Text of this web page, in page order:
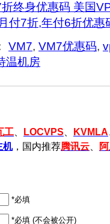
终身优惠码 美国
付7折,年付6折优惠
VM7, VM7优惠码,
温机房
工 LOCVPS KVMLA
机，国内推荐腾讯云
*必填
*必填 (不会被公开)